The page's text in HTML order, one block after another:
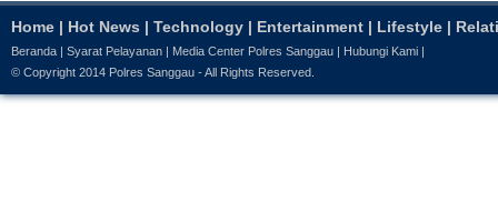
Home | Hot News | Technology | Entertainment | Lifestyle |
Beranda Syarat Pelayanan Media Center Polres Sanggau Hubungi Kami
© Copyright 2014 Polres Sanggau - All Rights Reserved.